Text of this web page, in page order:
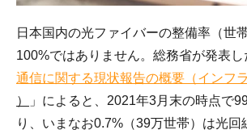
日本国内の光ファイバーの整備率（世
100%ではありません。総務省が発表し
通信に関する現状報告の概要（インフ
）
」によると、2021年3月末の時点で
り、いまなお0.7%（39万世帯）は光回